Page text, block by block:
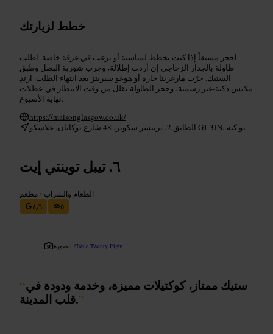
خطط لزيارتك
احجز مسبقاً إذا كنت تخطط لمناسبة أو ترغب في غرفة خاصة. اطلب
طاولة بالجدار الزجاجي إن أردت إطلالة، وجرب شوربة البصل وطبق
الستيك. جرّب مارغريتا حارة أو هوغو سبريتز بعد انتهاء الطلب. ارتدِ
ملابس ذكية-غير رسمية، وحجز الطاولة يقلل من وقت الانتظار في عطلات
نهاية الأسبوع.
https://maisonglasgow.co.uk/
الطابق 2، برينسز سكوير، 48 شارع بوكانان، غلاسكو G1 3JN، يو كيه
تيبل توينتي إيت
الطعام والشراب • مطعم
٤٫٦
٥
الصورة /Table Twenty Eight
“ستيك ممتاز، كوكتيلات مميزة، وخدمة ودودة في
قلب المدينة.”